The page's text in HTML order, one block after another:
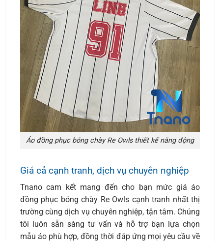
Áo đồng phục bóng chày Re Owls thiết kế năng động
Giá cả cạnh tranh, dịch vụ chuyên nghiệp
Tnano cam kết mang đến cho bạn mức giá áo
đồng phục bóng chày Re Owls cạnh tranh nhất thị
trường cùng dịch vụ chuyên nghiệp, tận tâm. Chúng
tôi luôn sẵn sàng tư vấn và hỗ trợ bạn lựa chọn
mẫu áo phù hợp, đồng thời đáp ứng mọi yêu cầu về